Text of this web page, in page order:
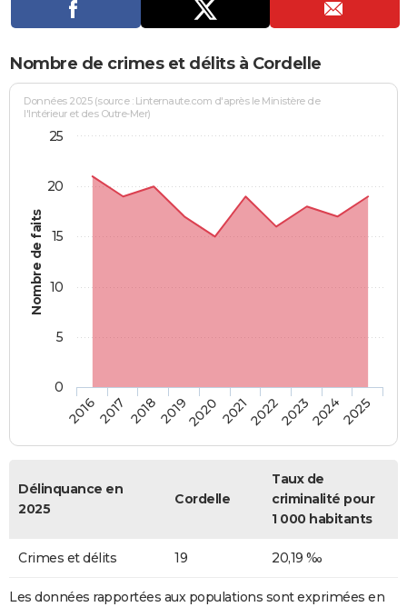
Se connecter
Entreprises
Service militaire
Avis de recherche
AVIS DE DÉCÈS
Bricolage
Lifestyle
Culture
Sport
Auto
Television
Voyage
Cinema
Nombre de crimes et délits à Cordelle
Nombre de faits
Données 2025 (source : Linternaute.com d'après le Ministère de
l'Intérieur et des Outre-Mer)
20162017 20182019202020212022202320242025
0
5
10
15
20
25
Délinquance en
2025
Cordelle
Taux de
criminalité pour
1 000 habitants
Crimes et délits 19 20,19 ‰
Les données rapportées aux populations sont exprimées en